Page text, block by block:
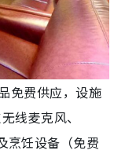
免费供应，设施
线麦克风、
饪设备（免费